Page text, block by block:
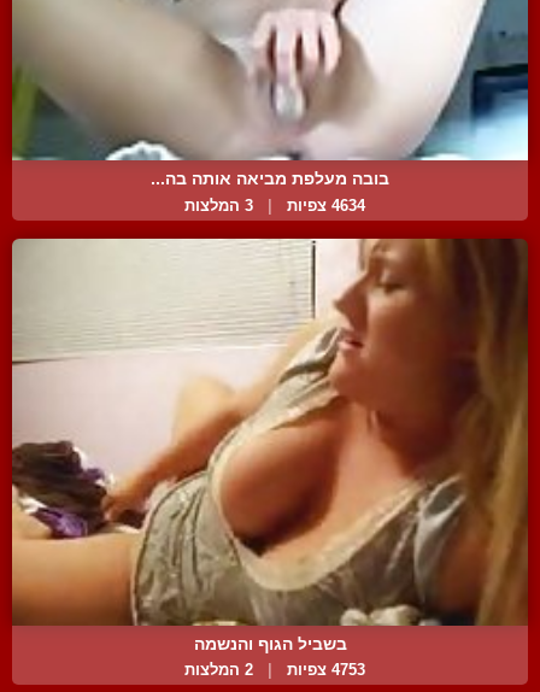
בובה מעלפת מביאה אותה בה...
4634 צפיות | 3 המלצות
בשביל הגוף והנשמה
4753 צפיות 2 המלצות